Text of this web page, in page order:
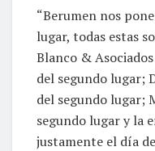
“Berumen nos
lugar, todas estas
Blanco &
del segundo lugar;
del segundo lugar;
segundo lugar y la
justamente el día